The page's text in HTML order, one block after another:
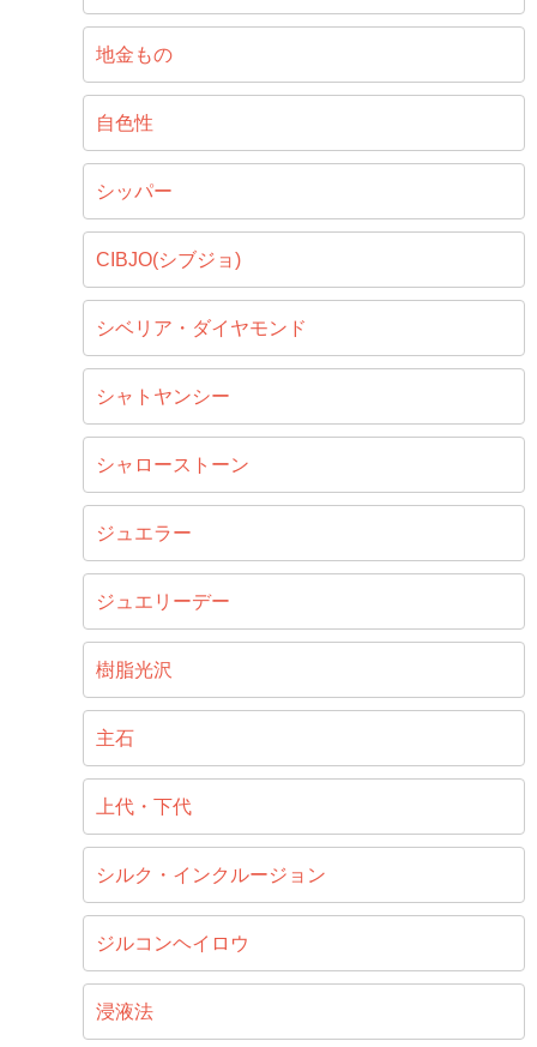
地金もの
自色性
シッパー
CIBJO(シブジョ)
シベリア・ダイヤモンド
シャトヤンシー
シャローストーン
ジュエラー
ジュエリーデー
樹脂光沢
主石
上代・下代
シルク・インクルージョン
ジルコンヘイロウ
浸液法